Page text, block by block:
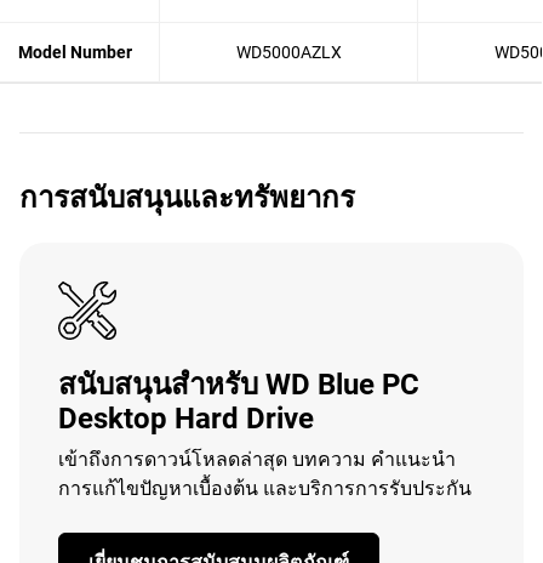
Model Number WD5000AZLX
การสนับสนุนและทรัพยากร
สนับสนุนสำหรับ WD Blue PC
Desktop Hard Drive
เข้าถึงการดาวน์โหลดล่าสุด บทความ คำแนะนำ
การแก้ไขปัญหาเบื้องต้น และบริการการรับประกัน